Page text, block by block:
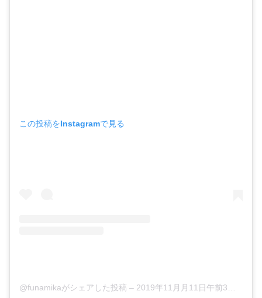
この投稿をInstagramで見る
@funamikaがシェアした投稿 – 2019年11月月11日午前3時51分PST